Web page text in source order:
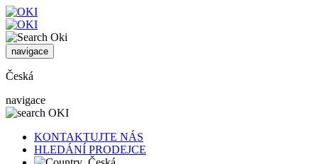
navigace
Česká
navigace
KONTAKTUJTE NÁS
HLEDÁNÍ PRODEJCE